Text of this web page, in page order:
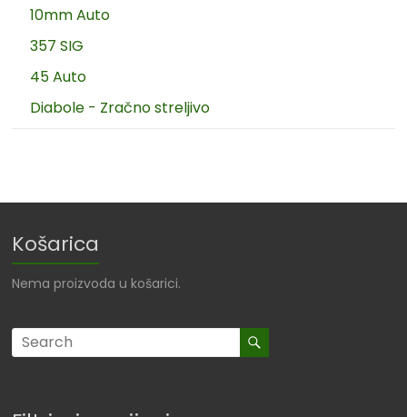
10mm Auto
357 SIG
45 Auto
Diabole - Zračno streljivo
Košarica
Nema proizvoda u košarici.